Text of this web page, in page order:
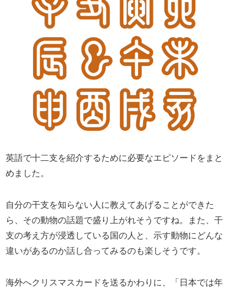
英語で十二支を紹介するために必要なエピソードをまと
めました。
自分の干支を知らない人に教えてあげることができた
ら、その動物の話題で盛り上がれそうですね。また、干
支の考え方が浸透している国の人と、示す動物にどんな
違いがあるのか話し合ってみるのも楽しそうです。
海外へクリスマスカードを送るかわりに、「日本では年